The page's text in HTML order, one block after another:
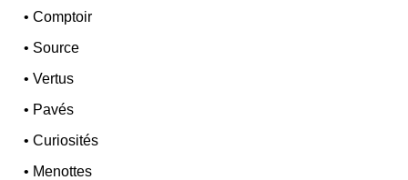
•Comptoir
• Source
•Vertus
• Pavés
•Curiosités
• Menottes